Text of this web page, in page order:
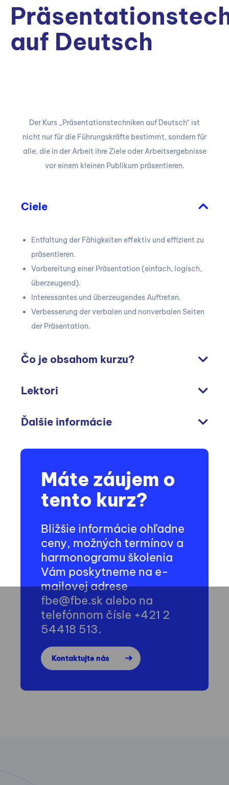
auf Deutsch
Der Kurs „Präsentationstechniken auf Deutsch“ ist
nicht nur für die Führungskräfte bestimmt, sondern für
alle, die in der Arbeit ihre Ziele oder Arbeitsergebnisse
vor einem kleinen Publikum präsentieren.
Ciele
Entfaltung der Fähigkeiten effektiv und effizient zu
präsentieren.
Vorbereitung einer Präsentation (einfach, logisch,
überzeugend).
Interessantes und überzeugendes Auftreten.
Verbesserung der verbalen und nonverbalen Seiten
der Präsentation.
Čo je obsahom kurzu?
Lektori
Ďalšie informácie
Máte záujem o
tento kurz?
Bližšie informácie ohľadne
ceny, možných termínov a
harmonogramu školenia
Vám poskytneme na e-
mailovej adrese
fbe@fbe.sk alebo na
telefónnom čísle +421 2
54418 513.
Kontaktujte nás